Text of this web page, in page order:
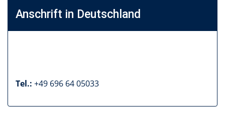
Anschrift in Deutschland
Tel.: +49 696 64 05033